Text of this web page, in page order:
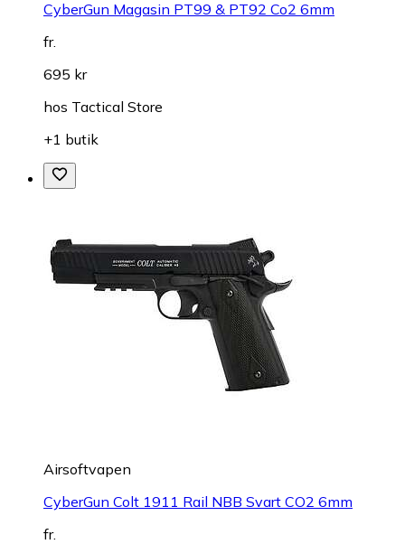
CyberGun Magasin PT99 & PT92 Co2 6mm
fr.
695 kr
hos Tactical Store
+1 butik
Airsoftvapen
CyberGun Colt 1911 Rail NBB Svart CO2 6mm
fr.